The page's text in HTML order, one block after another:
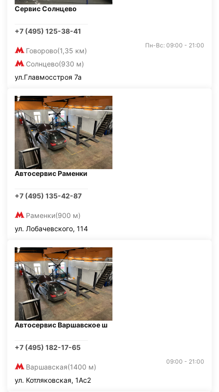
Сервис Солнцево
+7 (495) 125-38-41
Говорово(1,35 км)
Солнцево(930 м)
Пн-Вс: 09:00 - 21:00
ул.Главмосстроя 7а
Автосервис Раменки
+7 (495) 135-42-87
Раменки(900 м)
ул. Лобачевского, 114
Автосервис Варшавское ш
+7 (495) 182-17-65
Варшавская(1400 м)
09:00 - 21:00
ул. Котляковская, 1Ас2